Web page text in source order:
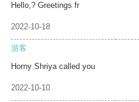
Hello,? Greetings fr
2022-10-18
游客
Horny Shriya called you
2022-10-10